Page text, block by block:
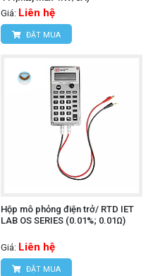
Giá: Liên hệ
ĐẶT MUA
Hộp mô phỏng điện trở/ RTD IET
LAB OS SERIES (0.01%; 0.01Ω)
Giá: Liên hệ
ĐẶT MUA